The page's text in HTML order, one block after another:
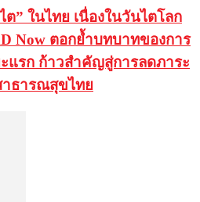
ต” ในไทย เนื่องในวันไตโลก
Now ตอกย้ำบทบาทของการ
แรก ก้าวสำคัญสู่การลดภาระ
าธารณสุขไทย